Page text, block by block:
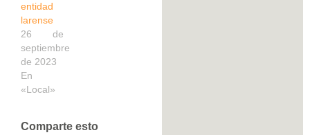
entidad
larense
26 de
septiembre
de 2023
En
«Local»
Comparte esto